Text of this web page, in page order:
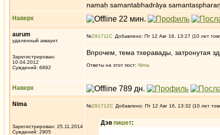
namaḥ samantabhadrāya
Наверх
aurum
удаленный аккаунт
Зарегистрирован:
10.04.2012
Суждений: 6892
№291711 Добавлено: Пт 12 Авг 16, 13:27 (10 лет
Впрочем, тема тхеравады, затронутая
Ответы на этот пост: Nima
Наверх
Nima
Зарегистрирован: 25.11.2014
Суждений: 2905
№291712 Добавлено: Пт 12 Авг 16, 13:32 (10 лет
Дэв пишет: